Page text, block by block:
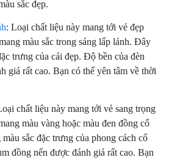
sắc đẹp.
: Loại chất liệu này mang tới vẻ đẹp
màu sắc trong sáng lấp lánh. Đây
trưng của cái đẹp. Độ bền của đèn
giá rất cao. Bạn có thể yên tâm về thời
chất liệu này mang tới vẻ sang trọng
màu vàng hoặc màu đen đồng cổ
sắc đặc trưng của phong cách cổ
đồng nến được đánh giá rất cao. Bạn